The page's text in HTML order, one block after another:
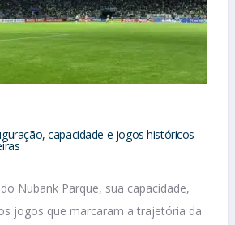
capacidade e jogos históricos
Nubank Parque, sua capacidade,
jogos que marcaram a trajetória da